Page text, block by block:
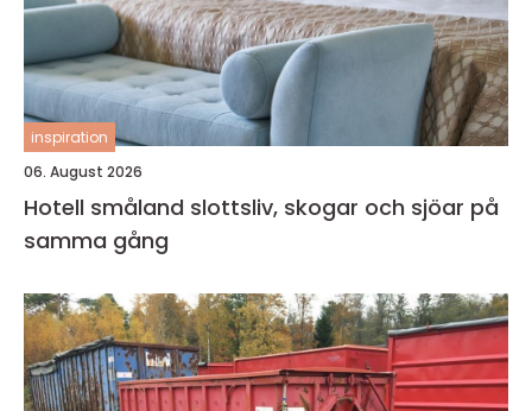
inspiration
06. August 2026
Hotell småland slottsliv, skogar och sjöar på
samma gång